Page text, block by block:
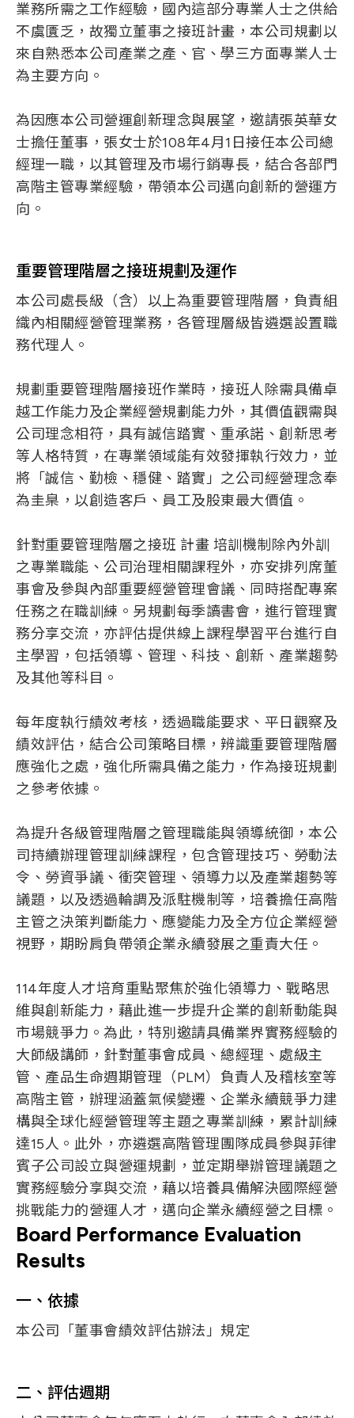
業務所需之工作經驗，國內這部分專業人士之供給
不虞匱乏，故獨立董事之接班計畫，本公司規劃以
來自熟悉本公司產業之產、官、學三方面專業人士
為主要方向。
為因應本公司營運創新理念與展望，邀請張英華女
士擔任董事，張女士於108年4月1日接任本公司總
經理一職，以其管理及市場行銷專長，結合各部門
高階主管專業經驗，帶領本公司邁向創新的營運方
向。
重要管理階層之接班規劃及運作
本公司處長級（含）以上為重要管理階層，負責組
織內相關經營管理業務，各管理層級皆遴選設置職
務代理人。
規劃重要管理階層接班作業時，接班人除需具備卓
越工作能力及企業經營規劃能力外，其價值觀需與
公司理念相符，具有誠信踏實、重承諾、創新思考
等人格特質，在專業領域能有效發揮執行效力，並
將「誠信、勤檢、穩健、踏實」之公司經營理念奉
為圭臬，以創造客戶、員工及股東最大價值。
針對重要管理階層之接班 計畫 培訓機制除內外訓
之專業職能、公司治理相關課程外，亦安排列席董
事會及參與內部重要經營管理會議、同時搭配專案
任務之在職訓練。另規劃每季讀書會，進行管理實
務分享交流，亦評估提供線上課程學習平台進行自
主學習，包括領導、管理、科技、創新、產業趨勢
及其他等科目。
每年度執行績效考核，透過職能要求、平日觀察及
績效評估，結合公司策略目標，辨識重要管理階層
應強化之處，強化所需具備之能力，作為接班規劃
之參考依據。
為提升各級管理階層之管理職能與領導統御，本公
司持續辦理管理訓練課程，包含管理技巧、勞動法
令、勞資爭議、衝突管理、領導力以及產業趨勢等
議題，以及透過輪調及派駐機制等，培養擔任高階
主管之決策判斷能力、應變能力及全方位企業經營
視野，期盼肩負帶領企業永續發展之重責大任。
114年度人才培育重點聚焦於強化領導力、戰略思
維與創新能力，藉此進一步提升企業的創新動能與
市場競爭力。為此，特別邀請具備業界實務經驗的
大師級講師，針對董事會成員、總經理、處級主
管、產品生命週期管理（PLM）負責人及稽核室等
高階主管，辦理涵蓋氣候變遷、企業永續競爭力建
構與全球化經營管理等主題之專業訓練，累計訓練
達15人。此外，亦遴選高階管理團隊成員參與菲律
賓子公司設立與營運規劃，並定期舉辦管理議題之
實務經驗分享與交流，藉以培養具備解決國際經營
挑戰能力的營運人才，邁向企業永續經營之目標。
Board Performance Evaluation
Results
一、依據
本公司「董事會績效評估辦法」規定
二、評估週期